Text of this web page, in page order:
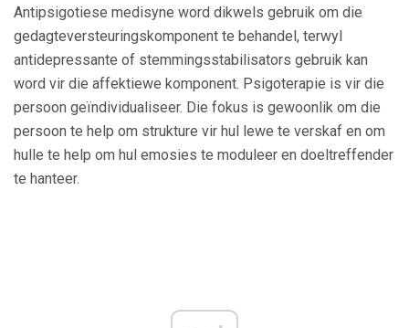
Antipsigotiese medisyne word dikwels gebruik om die
gedagteversteuringskomponent te behandel, terwyl
antidepressante of stemmingsstabilisators gebruik kan
word vir die affektiewe komponent. Psigoterapie is vir die
persoon geïndividualiseer. Die fokus is gewoonlik om die
persoon te help om strukture vir hul lewe te verskaf en om
hulle te help om hul emosies te moduleer en doeltreffender
te hanteer.